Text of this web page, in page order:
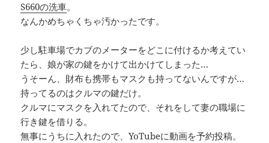
S660の洗車。
なんかめちゃくちゃ汚かったです。
少し駐車場でカブのメーターをどこに付けるか考えてい
たら、娘が家の鍵をかけて出かけてしまった…
うそーん、財布も携帯もマスクも持ってないんですが…
持ってるのはクルマの鍵だけ。
クルマにマスクを入れてたので、それをして妻の職場に
行き鍵を借りる。
無事にうちに入れたので、YoTubeに動画を予約投稿。